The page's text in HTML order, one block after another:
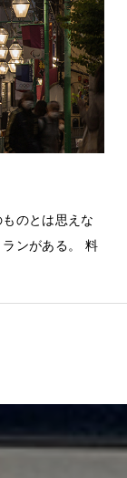
のとは思えな
ンがある。 料